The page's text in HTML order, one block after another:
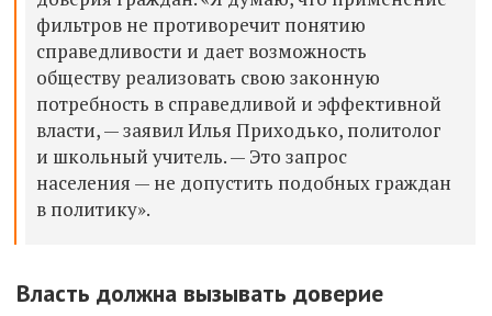
фильтров не противоречит понятию
справедливости и дает возможность
обществу реализовать свою законную
потребность в справедливой и эффективной
власти, — заявил Илья Приходько, политолог
и школьный учитель. — Это запрос
населения — не допустить подобных граждан
в политику».
Власть должна вызывать доверие